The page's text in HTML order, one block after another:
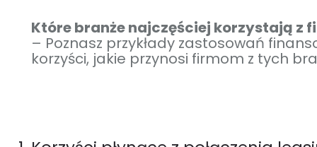
Które branże najczęściej korzystają z
– Poznasz przykłady zastosowań
korzyści, jakie przynosi firmom z tych